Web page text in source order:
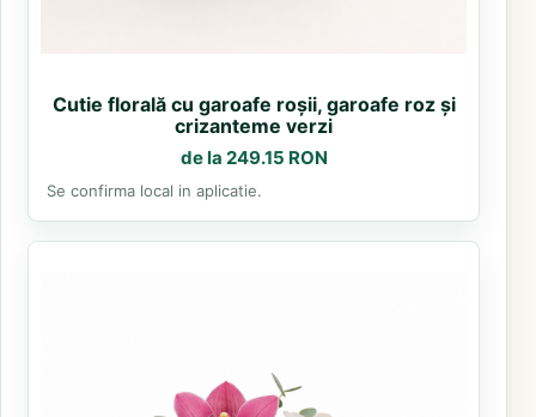
Cutie florală cu garoafe roșii, garoafe roz și
crizanteme verzi
de la 249.15 RON
Se confirma local in aplicatie.